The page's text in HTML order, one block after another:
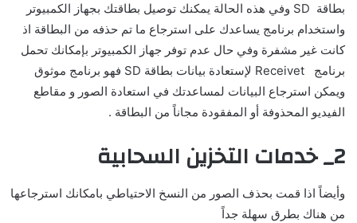
بطاقة SD وفي هذه الحالة يمكنك توصيل بطاقتك بجهاز الكمبيوتر
واستخدام برنامج يساعدك على استرجاع ما تم حذفه من البطاقة اذ
كانت غير مشفرة وفي حال عدم توفر جهاز الكمبيوتر بإمكانك تحمل
برنامج Receivet لإستعادة بيانات بطاقة SD فهو برنامج موثوق
ويمكن استرجاع البيانات لمساعدتك في استعادة الصور و مقاطع
الفيديو المحذوفة أو المفقودة مجاناً من البطاقة .
2_ خدمات التخزين السحابية
وأيضاً اذا قمت بحذف الصور من النسخ الاحتياطي بامكانك استرجاعها
من هناك بطرق سهلة جداً